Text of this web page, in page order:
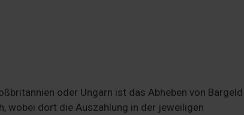
oder Ungarn ist das Abheben von Bargeld
wobei dort die Auszahlung in der jeweiligen